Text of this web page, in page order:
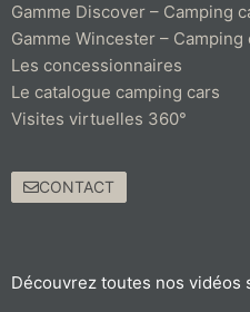
Gamme Discover – Camping
Gamme Wincester –
Les concessionnaires
Le catalogue camping cars
Visites virtuelles 360°
CONTACT
Découvrez toutes nos vidéos